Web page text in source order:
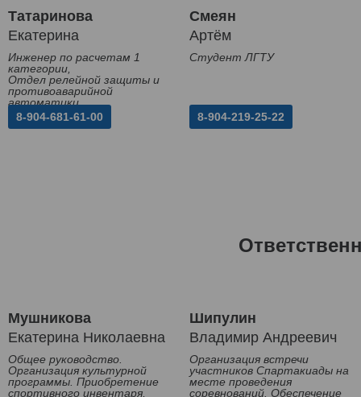
Татаринова
Екатерина
Инженер по расчетам 1
категории,
Отдел релейной защиты и
противоаварийной
автоматики
8-904-681-61-00
Смеян
Артём
Студент ЛГТУ
8-904-219-25-22
Мушникова
Екатерина Николаевна
Общее руководство.
Организация культурной
программы. Приобретение
спортивного инвентаря,
Шипулин
Владимир Андреевич
Организация встречи
участников Спартакиады на
месте проведения
соревнований. Обеспечение